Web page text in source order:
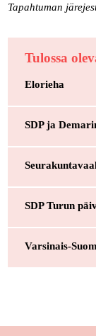
Tapahtuman
Tulossa
Elorieha
SDP ja
SDP Turun
Varsinais-